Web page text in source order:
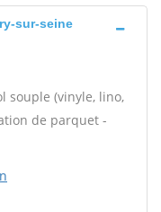
sur-seine
souple (vinyle, lino,
de parquet -